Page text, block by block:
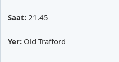
Saat: 21.45
Yer: Old Trafford